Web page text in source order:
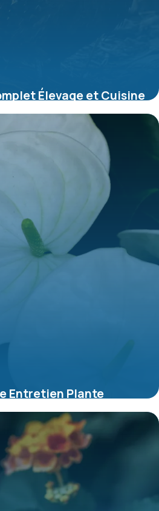
Élevage et Cuisine
Entretien Plante